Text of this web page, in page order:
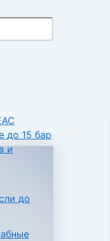
до 15 бар
и
до